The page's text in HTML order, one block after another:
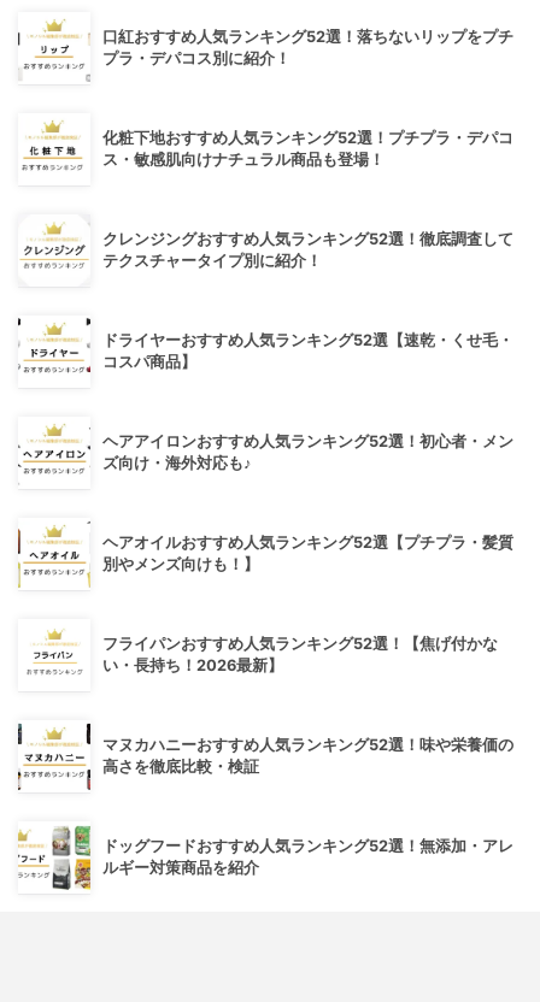
口紅おすすめ人気ランキング52選！落ちないリップをプチ
プラ・デパコス別に紹介！
化粧下地おすすめ人気ランキング52選！プチプラ・デパコ
ス・敏感肌向けナチュラル商品も登場！
クレンジングおすすめ人気ランキング52選！徹底調査して
テクスチャータイプ別に紹介！
ドライヤーおすすめ人気ランキング52選【速乾・くせ毛・
コスパ商品】
ヘアアイロンおすすめ人気ランキング52選！初心者・メン
ズ向け・海外対応も♪
ヘアオイルおすすめ人気ランキング52選【プチプラ・髪質
別やメンズ向けも！】
フライパンおすすめ人気ランキング52選！【焦げ付かな
い・長持ち！2026最新】
マヌカハニーおすすめ人気ランキング52選！味や栄養価の
高さを徹底比較・検証
ドッグフードおすすめ人気ランキング52選！無添加・アレ
ルギー対策商品を紹介